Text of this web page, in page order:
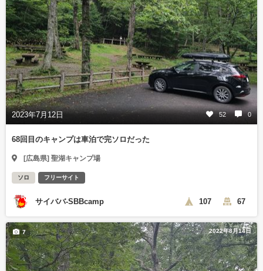
2023年7月12日 52 0
68回目のキャンプは車泊で完ソロだった
[広島県] 聖湖キャンプ場
ソロ フリーサイト
サイババ-SBBcamp 107 67
2022年8月14日
7